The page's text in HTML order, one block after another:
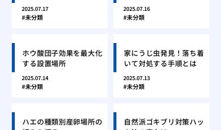
2025.07.17
未分類
2025.07.16
未分類
ホウ酸団子効果を最大化
する設置場所
2025.07.14
未分類
家にうじ虫発見！落ち着
いて対処する手順とは
2025.07.13
未分類
ハエの種類別産卵場所の
自然派ゴキブリ対策ハッ